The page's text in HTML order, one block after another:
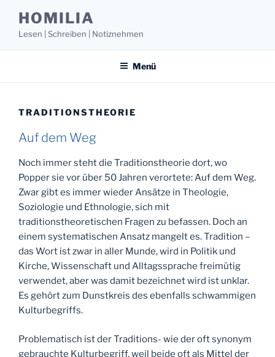
Inhalt
springen
HOMILIA
Lesen | Schreiben | Notiznehmen
Menü
TRADITIONSTHEORIE
Auf dem Weg
Noch immer steht die Traditionstheorie dort, wo
Popper sie vor über 50 Jahren verortete: Auf dem Weg.
Zwar gibt es immer wieder Ansätze in Theologie,
Soziologie und Ethnologie, sich mit
traditionstheoretischen Fragen zu befassen. Doch an
einem systematischen Ansatz mangelt es. Tradition –
das Wort ist zwar in aller Munde, wird in Politik und
Kirche, Wissenschaft und Alltagssprache freimütig
verwendet, aber was damit bezeichnet wird ist unklar.
Es gehört zum Dunstkreis des ebenfalls schwammigen
Kulturbegriffs.
Problematisch ist der Traditions- wie der oft synonym
gebrauchte Kulturbegriff, weil beide oft als Mittel der